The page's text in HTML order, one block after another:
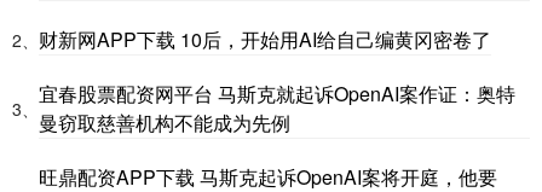
2、 财新网APP下载 10后，开始用AI给自己编黄冈密卷了
3、
宜春股票配资网平台 马斯克就起诉OpenAI案作证：奥特
曼窃取慈善机构不能成为先例
旺鼎配资APP下载 马斯克起诉OpenAI案将开庭，他要